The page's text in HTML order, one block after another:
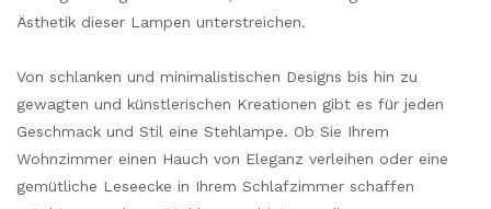
Ästhetik dieser Lampen unterstreichen.
Von schlanken und minimalistischen Designs bis hin zu
gewagten und künstlerischen Kreationen gibt es für jeden
Geschmack und Stil eine Stehlampe. Ob Sie Ihrem
Wohnzimmer einen Hauch von Eleganz verleihen oder eine
gemütliche Leseecke in Ihrem Schlafzimmer schaffen